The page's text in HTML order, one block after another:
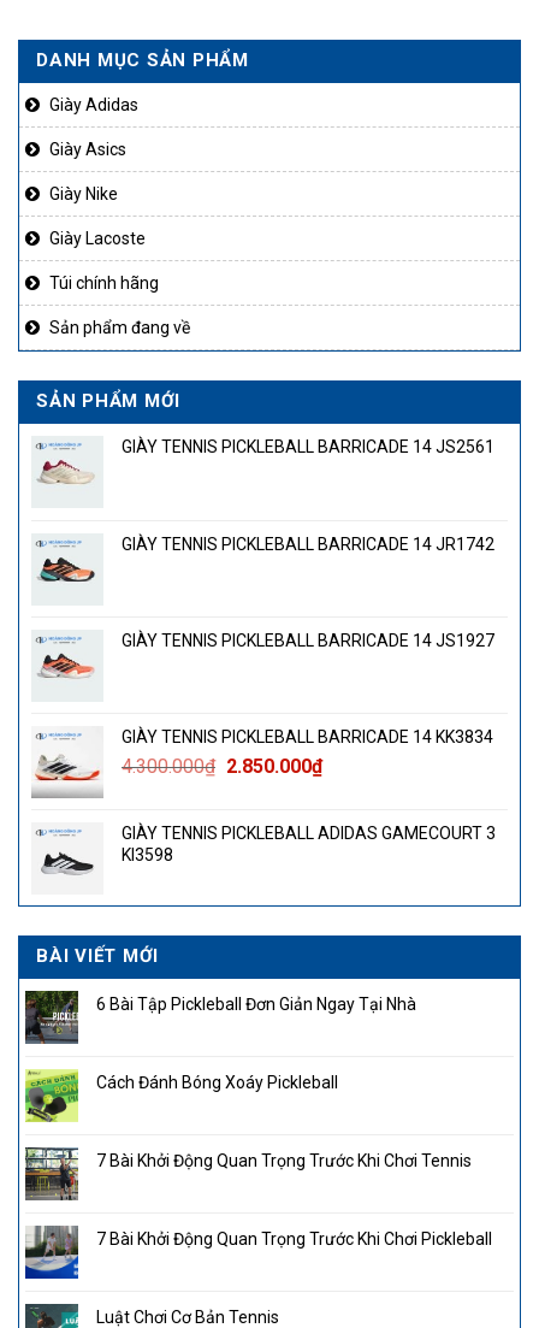
DANH MỤC SẢN PHẨM
Giày Adidas
Giày Asics
Giày Nike
Giày Lacoste
Túi chính hãng
Sản phẩm đang về
SẢN PHẨM MỚI
GIÀY TENNIS PICKLEBALL BARRICADE 14 JS2561
GIÀY TENNIS PICKLEBALL BARRICADE 14 JR1742
GIÀY TENNIS PICKLEBALL BARRICADE 14 JS1927
GIÀY TENNIS PICKLEBALL BARRICADE 14 KK3834
4.300.000₫ Giá
4.300.000₫.
2.850.000₫Giá
là:
GIÀY TENNIS PICKLEBALL ADIDAS GAMECOURT 3
KI3598
BÀI VIẾT MỚI
6 Bài Tập Pickleball Đơn Giản Ngay Tại Nhà
Cách Đánh Bóng Xoáy Pickleball
7 Bài Khởi Động Quan Trọng Trước Khi Chơi Tennis
7 Bài Khởi Động Quan Trọng Trước Khi Chơi Pickleball
Luật Chơi Cơ Bản Tennis